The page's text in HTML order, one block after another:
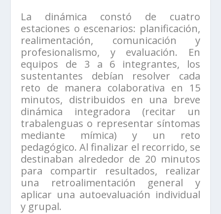
La dinámica constó de cuatro
estaciones o escenarios: planificación,
realimentación, comunicación y
profesionalismo, y evaluación. En
equipos de 3 a 6 integrantes, los
sustentantes debían resolver cada
reto de manera colaborativa en 15
minutos, distribuidos en una breve
dinámica integradora (recitar un
trabalenguas o representar síntomas
mediante mímica) y un reto
pedagógico. Al finalizar el recorrido, se
destinaban alrededor de 20 minutos
para compartir resultados, realizar
una retroalimentación general y
aplicar una autoevaluación individual
y grupal.